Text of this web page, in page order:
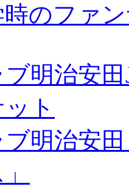
のファ
明治安
ト
明治安